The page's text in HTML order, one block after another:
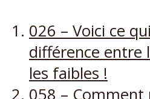
026 – Voici ce
différence entre
les faibles !
058 –